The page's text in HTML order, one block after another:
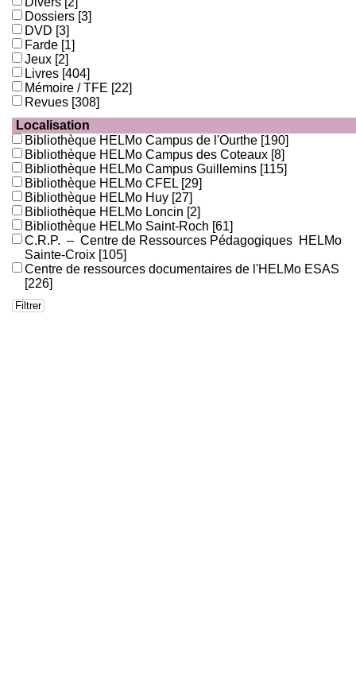
Dossiers [3]
DVD [3]
Farde [1]
Jeux [2]
Livres [404]
Mémoire / TFE [22]
Revues [308]
Localisation
Bibliothèque HELMo Campus de l'Ourthe [190]
Bibliothèque HELMo Campus des Coteaux [8]
Bibliothèque HELMo Campus Guillemins [115]
Bibliothèque HELMo CFEL [29]
Bibliothèque HELMo Huy [27]
Bibliothèque HELMo Loncin [2]
Bibliothèque HELMo Saint-Roch [61]
C.R.P. – Centre de Ressources Pédagogiques HELMo
Sainte-Croix [105]
Centre de ressources documentaires de l'HELMo ESAS
[226]